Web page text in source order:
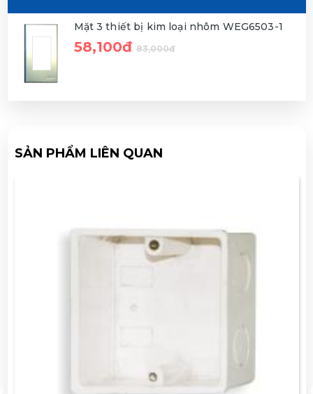
Mặt 3 thiết bị kim loại nhôm WEG6503-1
58,100đ 83,000đ
SẢN PHẨM LIÊN QUAN